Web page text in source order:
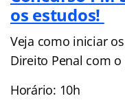
os estudos!
Veja como iniciar
Direito Penal com
Horário: 10h